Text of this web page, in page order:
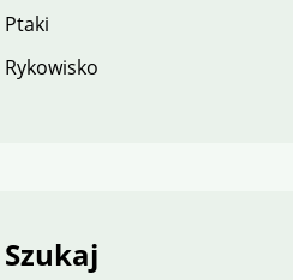
Ptaki
Rykowisko
Szukaj